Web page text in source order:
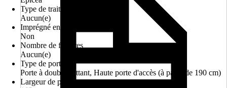
Type de traitement de surface
Aucun(e)
Imprégné en autoclave
Non
Nombre de fenêtres
Aucun(e)
Type de porte
Porte à double battant, Haute porte d'accès (à partir de 190 cm)
Largeur de passage